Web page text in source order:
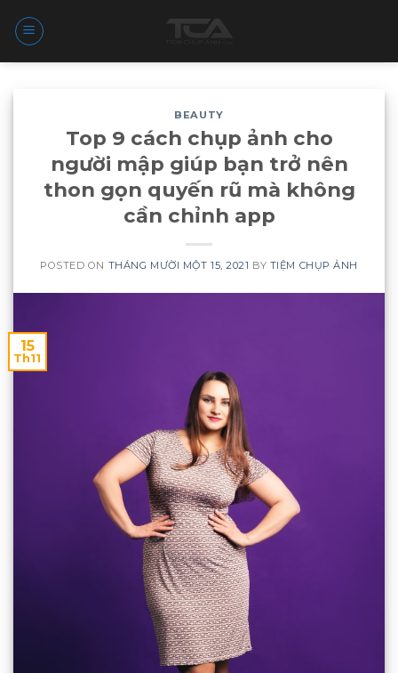
BEAUTY
Top 9 cách chụp ảnh cho
người mập giúp bạn trở nên
thon gọn quyến rũ mà không
cần chỉnh app
POSTED ON THÁNG MƯỜI MỘT 15, 2021 BY TIỆM CHỤP ẢNH
15
Th11